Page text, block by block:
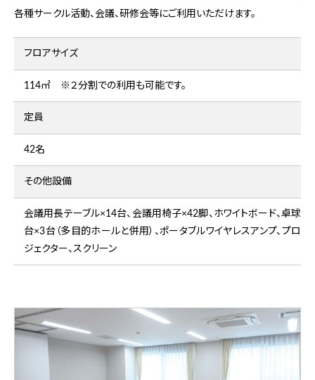
各種サークル活動、会議、研修会等にご利用いただけます。
フロアサイズ
114㎡ ※２分割での利用も可能です。
定員
42名
その他設備
会議用長テーブル×14台、会議用椅子×42脚、ホワイトボード、卓球
台×3台（多目的ホールと併用）、ポータブルワイヤレスアンプ、プロ
ジェクター、スクリーン